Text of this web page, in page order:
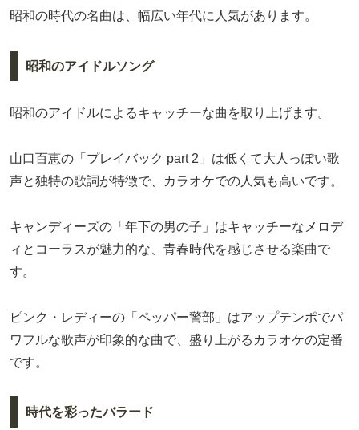
昭和の時代の名曲は、幅広い年代に人気があります。
昭和のアイドルソング
昭和のアイドルによるキャッチーな曲を取り上げます。
山口百恵の「プレイバック part 2」は低くて大人っぽい歌
声と独特の歌詞が特徴で、カラオケでの人気も高いです。
キャンディーズの「年下の男の子」はキャッチーなメロデ
ィとコーラスが魅力的な、青春時代を感じさせる楽曲で
す。
ピンク・レディーの「ペッパー警部」はアップテンポでパ
ワフルな歌声が印象的な曲で、盛り上がるカラオケの定番
です。
時代を彩ったバラード